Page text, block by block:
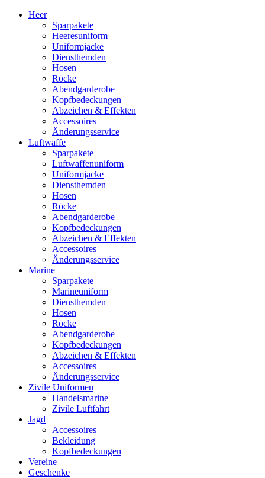
Heer
Sparpakete
Heeresuniform
Uniformjacke
Diensthemden
Hosen
Röcke
Abendgarderobe
Kopfbedeckungen
Abzeichen & Effekten
Accessoires
Änderungsservice
Luftwaffe
Sparpakete
Luftwaffenuniform
Uniformjacke
Diensthemden
Hosen
Röcke
Abendgarderobe
Kopfbedeckungen
Abzeichen & Effekten
Accessoires
Änderungsservice
Marine
Sparpakete
Marineuniform
Diensthemden
Hosen
Röcke
Abendgarderobe
Kopfbedeckungen
Abzeichen & Effekten
Accessoires
Änderungsservice
Zivile Uniformen
Handelsmarine
Zivile Luftfahrt
Jagd
Accessoires
Bekleidung
Kopfbedeckungen
Vereine
Geschenke